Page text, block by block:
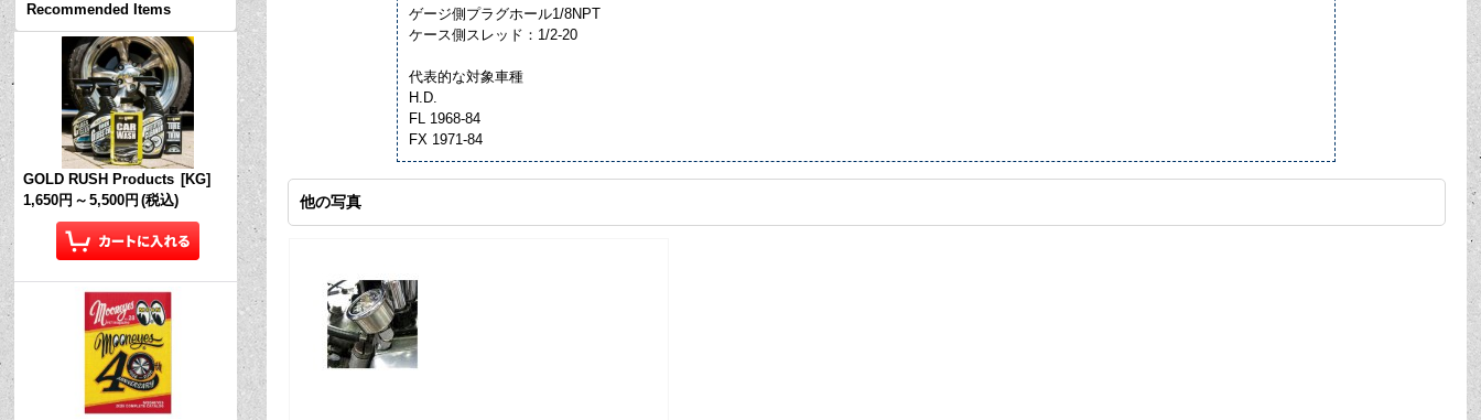
Recommended Items
GOLD RUSH Products [KG]
1,650円 ～ 5,500円 (税込)
ゲージ側プラグホール1/8NPT
ケース側スレッド：1/2-20
代表的な対象車種
H.D.
FL 1968-84
FX 1971-84
他の写真